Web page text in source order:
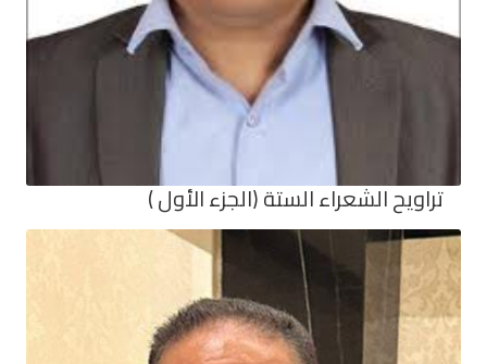
تراويح الشعراء الستة (الجزء الأول )